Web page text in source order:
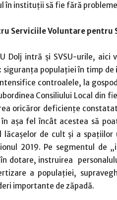
în instituţii să fie fără
Serviciile Voluntare pentru
Dolj intră şi SVSU-urile,
siguranţa populaţiei în timp
controalele, la
Consiliului Local din
oricăror deficienţe
aşa fel încât acestea să
lăcaşelor de cult şi a
2019. Pe segmentul de
dotare, instruirea
a populaţiei,
importante de zăpadă.